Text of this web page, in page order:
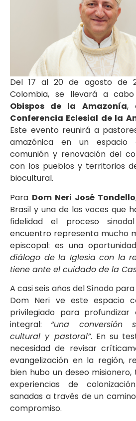
Del 17 al 20 de agosto de
Colombia, se llevará a
Obispos de la Amazonía,
Conferencia Eclesial de la
Este evento reunirá a
amazónica en un espacio
comunión y renovación del
con los pueblos y territorios
biocultural.
Para Dom Neri José Tondello
Brasil y una de las voces que
fidelidad el proceso
encuentro representa mucho
episcopal: es una
diálogo de la Iglesia con la
tiene ante el cuidado de la
A casi seis años del Sínodo
Dom Neri ve este espacio
privilegiado para profundizar
integral: “una conversión
cultural y pastoral”. En su
necesidad de revisar
evangelización en la región,
bien hubo un deseo
experiencias de
sanadas a través de un
compromiso.